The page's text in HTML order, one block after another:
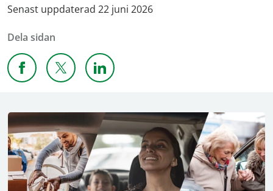
Senast uppdaterad 22 juni 2026
Dela sidan
Dela sidan på Facebook
Dela sidan på XDela sidan på Linkedin